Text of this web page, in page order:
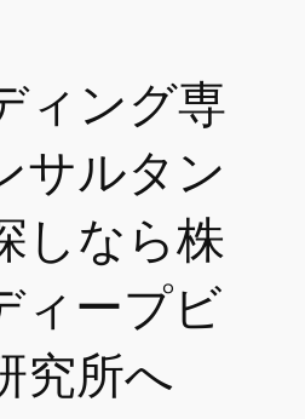
ィング専
サルタン
しなら株
ィープビ
究所へ